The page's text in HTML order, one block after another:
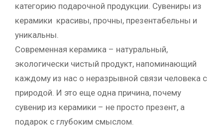
категорию подарочной продукции. Сувениры из
керамики красивы, прочны, презентабельны и
уникальны.
Современная керамика – натуральный,
экологически чистый продукт, напоминающий
каждому из нас о неразрывной связи человека с
природой. И это еще одна причина, почему
сувенир из керамики – не просто презент, а
подарок с глубоким смыслом.